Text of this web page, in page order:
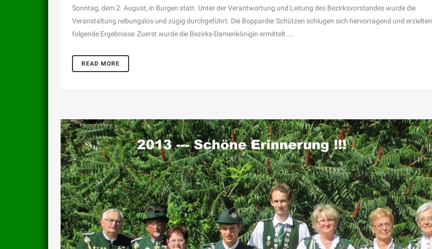
Sonntag, dem 2. August, in Burgen statt. Unter der Verantwortung und Leitung des Bezirksvorstandes wurde die
Veranstaltung reibungslos und zügig durchgeführt. Die Bopparder Schützen schlugen sich hervorragend und erzielten
folgende Ergebnisse: Zuerst wurde die Bezirks-Damenkönigin ermittelt....
READ MORE